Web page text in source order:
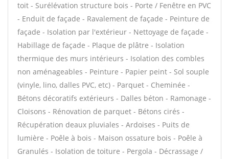
toit - Surélévation structure bois - Porte / Fenêtre en PVC
- Enduit de façade - Ravalement de façade - Peinture de
façade - Isolation par l'extérieur - Nettoyage de façade -
Habillage de façade - Plaque de plâtre - Isolation
thermique des murs intérieurs - Isolation des combles
non aménageables - Peinture - Papier peint - Sol souple
(vinyle, lino, dalles PVC, etc) - Parquet - Cheminée -
Bétons décoratifs extérieurs - Dalles béton - Ramonage -
Cloisons - Rénovation de parquet - Bétons cirés -
Récupération deaux pluviales - Ardoises - Puits de
lumière - Poêle à bois - Maison ossature bois - Poêle à
Granulés - Isolation de toiture - Pergola - Décrassage /